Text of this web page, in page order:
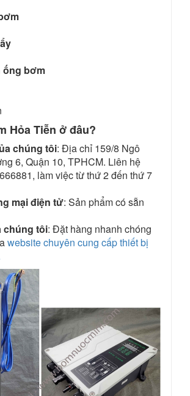
bơm
Hỏa Tiễn ở đâu?
chúng tôi: Địa chỉ 159/8 Ngô
6, Quận 10, TPHCM. Liên hệ
làm việc từ thứ 2 đến thứ 7
mại điện tử: Sản phẩm có sẵn
chúng tôi: Đặt hàng nhanh chóng
website chuyên cung cấp thiết bị